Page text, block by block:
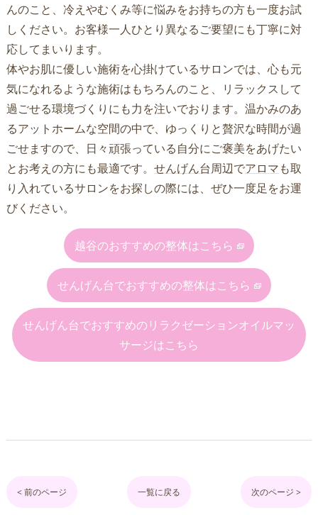
んのこと、冷えやむくみ等に悩みをお持ちの方も一度お試
しください。お客様一人ひとり異なるご要望にも丁寧に対
応してまいります。
体やお肌に優しい施術を心掛けているサロンでは、心も元
気になれるような施術はもちろんのこと、リラックスして
過ごせる環境づくりにも力を注いでおります。温かみのあ
るアットホームな空間の中で、ゆっくりと贅沢な時間が過
ごせますので、日々頑張っている自分にご褒美をあげたい
とお考えの方にも最適です。 せんげん台周辺でアロマも取
り入れているサロンをお探しの際には、ぜひ一度足をお運
びください。
越谷のおすすめの整体はこちら
せんげん台でおすすめの整体はこちら
せんげん台でおすすめのリラクゼーションオイルマッ
サージはこちら
< 前のページ 一覧に戻る 次のページ >